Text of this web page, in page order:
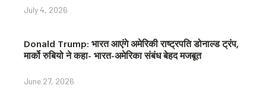
July 4, 2026
Donald Trump: भारत आएंगे अमेरिकी राष्ट्रपति डोनाल्ड ट्रंप,
मार्को रुबियो ने कहा- भारत-अमेरिका संबंध बेहद मजबूत
June 27, 2026